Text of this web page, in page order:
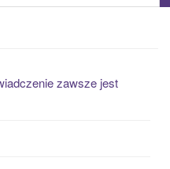
zawsze jest